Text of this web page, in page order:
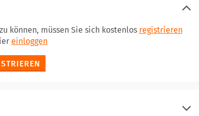
können, müssen Sie sich kostenlos registrieren
einloggen